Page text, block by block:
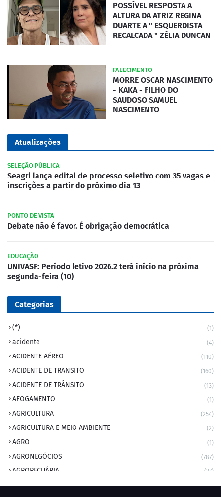
POSSÍVEL RESPOSTA A
ALTURA DA ATRIZ REGINA
DUARTE A " ESQUERDISTA
RECALCADA " ZÉLIA DUNCAN
FALECIMENTO
MORRE OSCAR NASCIMENTO
- KAKA - FILHO DO
SAUDOSO SAMUEL
NASCIMENTO
Atualizações
SELEÇÃO PÚBLICA
Seagri lança edital de processo seletivo com 35 vagas e
inscrições a partir do próximo dia 13
PONTO DE VISTA
Debate não é favor. É obrigação democrática
EDUCAÇÃO
UNIVASF: Período letivo 2026.2 terá início na próxima
segunda-feira (10)
Categorias
(*) (1)
acidente (4)
ACIDENTE AÉREO (110)
ACIDENTE DE TRANSITO (160)
ACIDENTE DE TRÂNSITO (13)
AFOGAMENTO (1)
AGRICULTURA (254)
AGRICULTURA E MEIO AMBIENTE (2)
AGRO (1)
AGRONEGÓCIOS (787)
AGROPECUÁRIA (37)
AMBIENTE (9)